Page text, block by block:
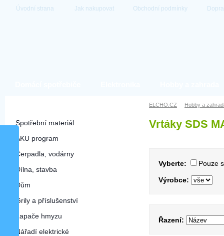
Úvodní strana Jak nakupovat Obchodní podmínky
Spotřební materiál
AKU program
Čerpadla, vodárny
Dílna, stavba
Dům
Grily a příslušenství
Lapače hmyzu
Nářadí elektrické
ELCHO.CZ Hobby a
Vrtáky SDS
Vyberte: Pouze
Výrobce:
Řazení: